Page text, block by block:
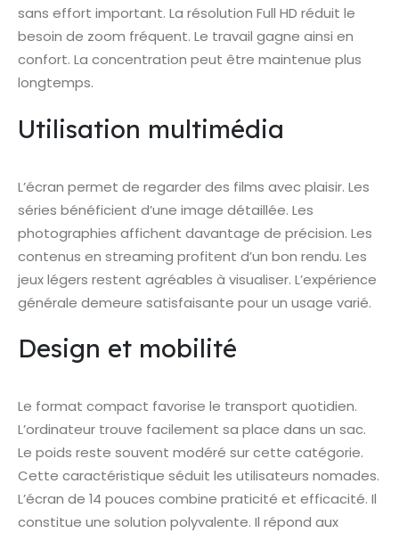
sans effort important. La résolution Full HD réduit le
besoin de zoom fréquent. Le travail gagne ainsi en
confort. La concentration peut être maintenue plus
longtemps.
Utilisation multimédia
L’écran permet de regarder des films avec plaisir. Les
séries bénéficient d’une image détaillée. Les
photographies affichent davantage de précision. Les
contenus en streaming profitent d’un bon rendu. Les
jeux légers restent agréables à visualiser. L’expérience
générale demeure satisfaisante pour un usage varié.
Design et mobilité
Le format compact favorise le transport quotidien.
L’ordinateur trouve facilement sa place dans un sac.
Le poids reste souvent modéré sur cette catégorie.
Cette caractéristique séduit les utilisateurs nomades.
L’écran de 14 pouces combine praticité et efficacité. Il
constitue une solution polyvalente. Il répond aux